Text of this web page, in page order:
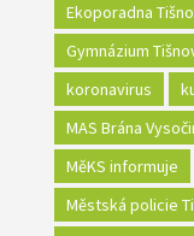
Ekoporadna
Gymnázium
koronavirus
MAS Brána
MěKS informuje
Městská policie